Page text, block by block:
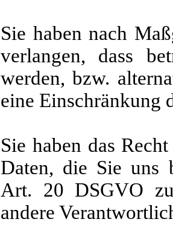
Sie haben nach
verlangen, dass
werden, bzw.
eine Einschränkung
Sie haben das
Daten, die Sie uns
Art. 20 DSGVO
andere